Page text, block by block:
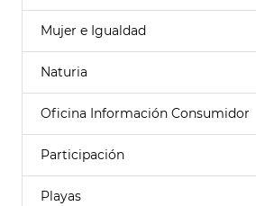
Mujer e Igualdad
Naturia
Oficina Información Consumidor
Participación
Playas